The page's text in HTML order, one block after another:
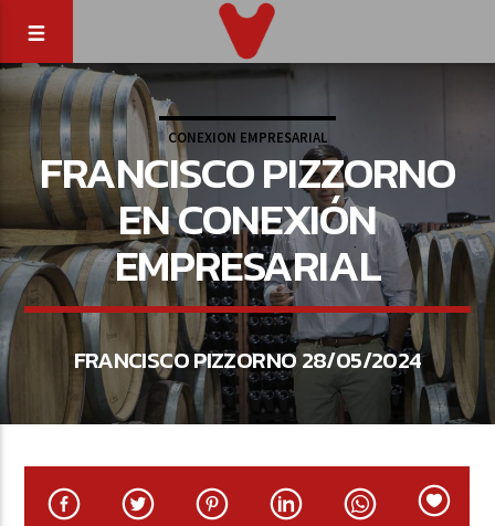
CONEXION EMPRESARIAL
FRANCISCO PIZZORNO
EN CONEXIÓN
EMPRESARIAL
FRANCISCO PIZZORNO 28/05/2024